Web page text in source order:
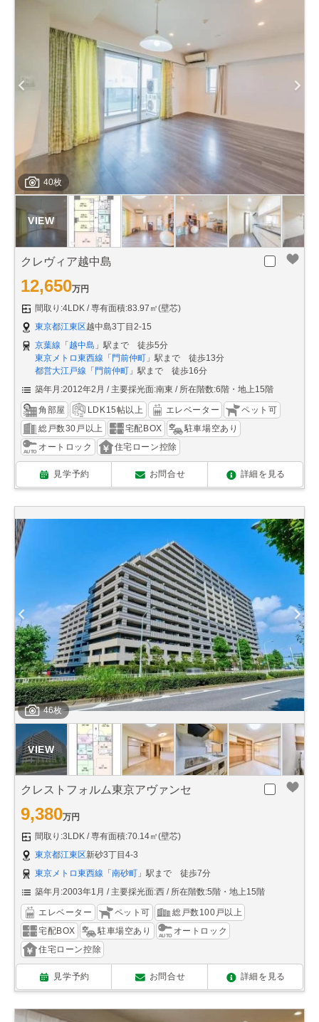
40枚
クレヴィア越中島
12,650万円
間取り:4LDK
専有面積:83.97㎡(壁芯)
東京都江東区越中島3丁目2-15
京葉線 「越中島 」駅まで 徒歩5分
東京メトロ東西線 「門前仲町 」駅まで 徒歩13分
都営大江戸線 「門前仲町 」駅まで 徒歩16分
築年月:2012年2月
主要採光面:南東 所在階数:6階・地上15階
角部屋 LDK15帖以上 エレベーター
ペット可
総戸数30戸以上
宅配BOX
駐車場空あり
オートロック
住宅ローン控除
見学予約 お問合せ 詳細を見る
46枚
クレストフォルム東京アヴァンセ
9,380万円
間取り:3LDK
専有面積:70.14㎡(壁芯)
東京都江東区新砂3丁目4-3
東京メトロ東西線 「 南砂町 」駅まで 徒歩7分
築年月:2003年1月
主要採光面:西 所在階数:5階・地上15階
エレベーター ペット可
総戸数100戸以上
宅配BOX
駐車場空あり
オートロック
住宅ローン控除
見学予約 お問合せ 詳細を見る